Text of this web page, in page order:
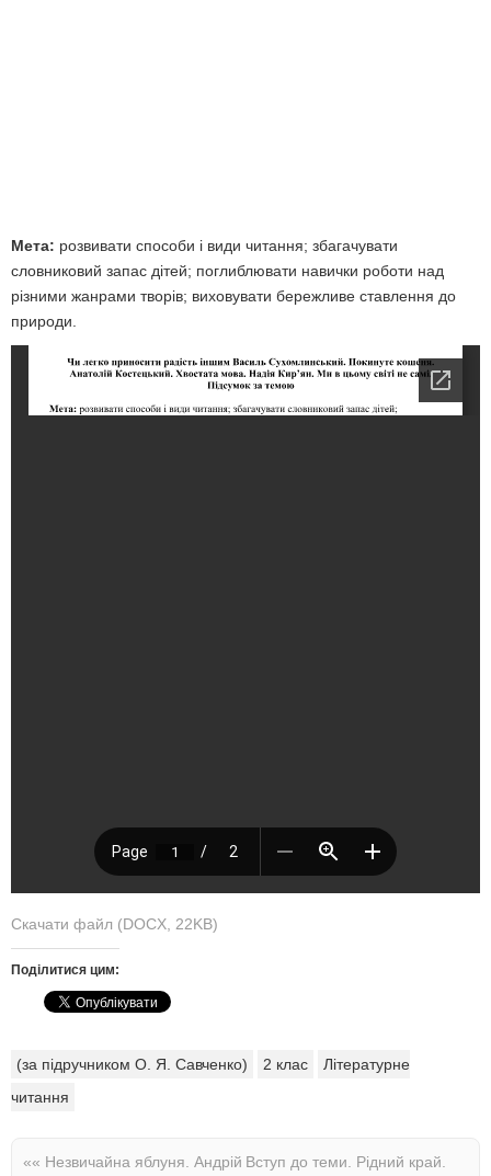
Мета: розвивати способи і види читання; збагачувати
словниковий запас дітей; поглиблювати навички роботи над
різними жанрами творів; виховувати бережливе ставлення до
природи.
Скачати файл (DOCX, 22KB)
Поділитися цим:
(за підручником О. Я. Савченко) 2 клас
Літературне
читання
«« Незвичайна яблуня. Андрій Вступ до теми. Рідний край.